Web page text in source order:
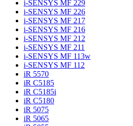
i-SENSYS MF 229
i-SENSYS MF 226
i-SENSYS MF 217
i-SENSYS MF 216
i-SENSYS MF 212
i-SENSYS MF 211
i-SENSYS MF 113w
i-SENSYS MF 112
iR 5570
iR C5185
iR C5185i
iR C5180
iR 5075
iR 5065